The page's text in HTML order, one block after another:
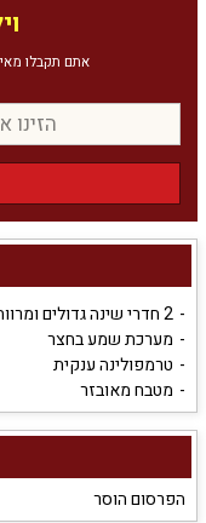
2 חדרי שינה גדולים ומרווחים
מערכת שמע בחצר
טרמפולינה ענקית
מטבח מאובזר
הפרסום הוסר
אתם תקבלו מאיתנו